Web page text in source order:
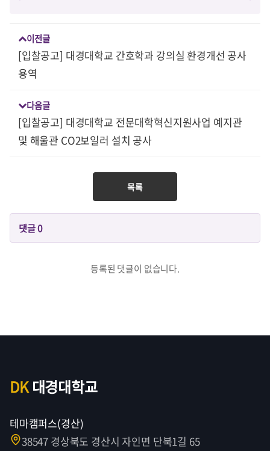
이전글
[입찰공고] 대경대학교 간호학과 강의실 환경개선 공사
용역
다음글
[입찰공고] 대경대학교 전문대학혁신지원사업 예지관
및 해울관 CO2보일러 설치 공사
목록
댓글0
등록된 댓글이 없습니다.
DK대경대학교
테마캠퍼스(경산)
38547 경상북도 경산시 자인면 단북1길 65